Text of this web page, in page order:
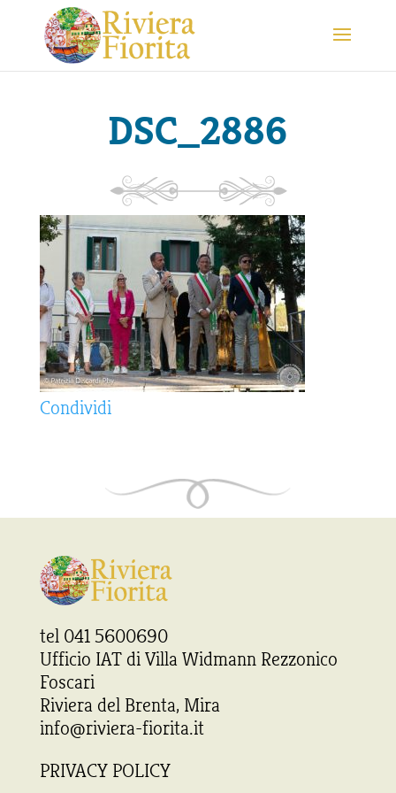
DSC_2886
Condividi
tel 041 5600690
Ufficio IAT di Villa Widmann Rezzonico
Foscari
Riviera del Brenta, Mira
info@riviera-fiorita.it
PRIVACY POLICY